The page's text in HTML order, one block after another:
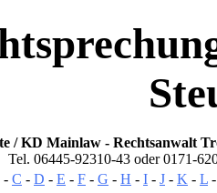
/ KD Mainlaw - Rechtsanwalt
Tel. 06445-92310-43 oder 0171-
- C - D - E - F - G - H - I - J - K - L